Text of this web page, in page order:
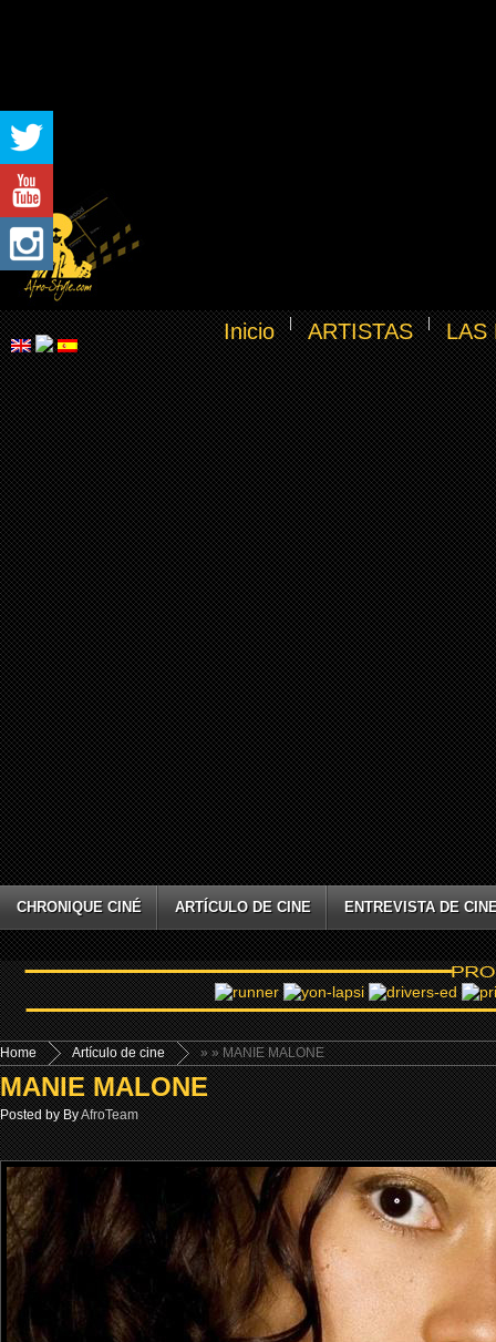
Inicio ARTISTAS LAS
CHRONIQUE CINÉ ARTÍCULO DE CINE ENTREVISTA DE
Home »
Artículo de cine » MANIE MALONE
MANIE MALONE
Posted by ByAfroTeam